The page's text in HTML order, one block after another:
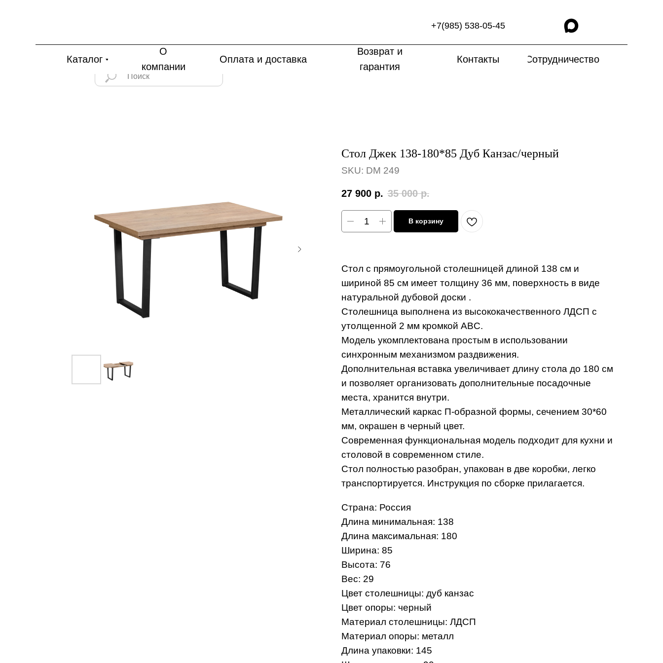
+7(985) 538-05-45
Каталог
О
компании
Оплата и доставка
Возврат и
гарантия
Контакты Сотрудничество
Стол Джек 138-180*85 Дуб Канзас/черный
SKU: DM 249
27 900 р. 35 000 р.
В корзину
Стол с прямоугольной столешницей длиной 138 см и
шириной 85 см имеет толщину 36 мм, поверхность в виде
натуральной дубовой доски .
Столешница выполнена из высококачественного ЛДСП с
утолщенной 2 мм кромкой ABC.
Модель укомплектована простым в использовании
синхронным механизмом раздвижения.
Дополнительная вставка увеличивает длину стола до 180 см
и позволяет организовать дополнительные посадочные
места, хранится внутри.
Металлический каркас П-образной формы, сечением 30*60
мм, окрашен в черный цвет.
Современная функциональная модель подходит для кухни и
столовой в современном стиле.
Стол полностью разобран, упакован в две коробки, легко
транспортируется. Инструкция по сборке прилагается.
Страна: Россия
Длина минимальная: 138
Длина максимальная: 180
Ширина: 85
Высота: 76
Вес: 29
Цвет столешницы: дуб канзас
Цвет опоры: черный
Материал столешницы: ЛДСП
Материал опоры: металл
Длина упаковки: 145